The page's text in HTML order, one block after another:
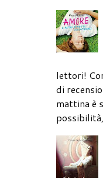
lettori!
di
mattina è